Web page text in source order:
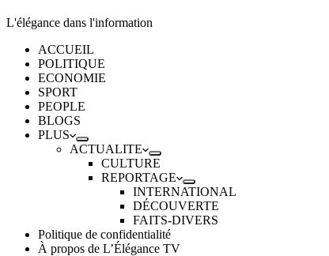
L'élégance dans l'information
ACCUEIL
POLITIQUE
ECONOMIE
SPORT
PEOPLE
BLOGS
PLUS
ACTUALITE
CULTURE
REPORTAGE
INTERNATIONAL
DÉCOUVERTE
FAITS-DIVERS
Politique de confidentialité
À propos de L’Élégance TV